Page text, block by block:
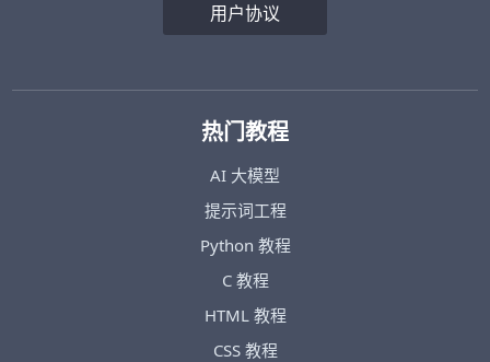
用户协议
热门教程
AI 大模型
提示词工程
Python 教程
C 教程
HTML 教程
CSS 教程